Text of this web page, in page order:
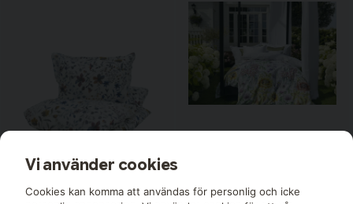
Turiform
Vi använder cookies
Cookies kan komma att användas för personlig och icke